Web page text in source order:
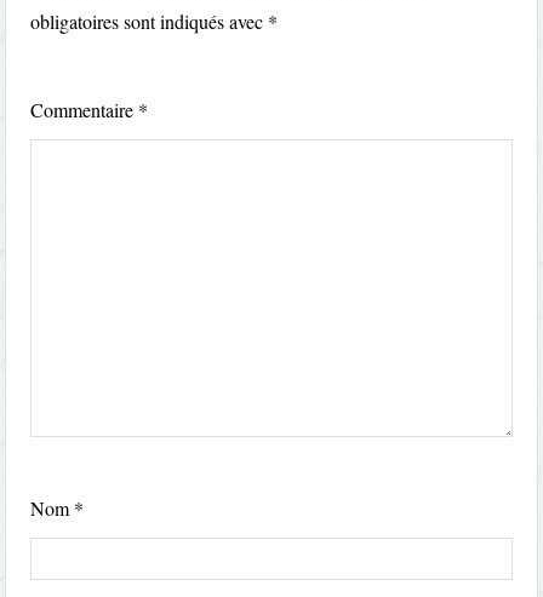
obligatoires sont indiqués avec *
Commentaire *
Nom *